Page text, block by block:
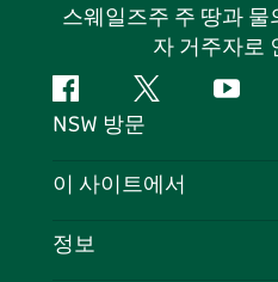
스웨일즈주 주 땅과 물
자 거주자로
페
이
북
지
다
유
NSW 방문
문의하기
이 사이트에서
목적지
정보